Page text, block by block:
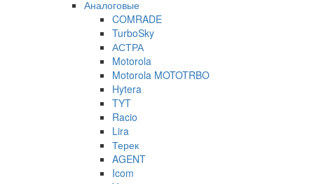
Аналоговые
COMRADE
TurboSky
АСТРА
Motorola
Motorola MOTOTRBO
Hytera
TYT
Racio
Lira
Терек
AGENT
Icom